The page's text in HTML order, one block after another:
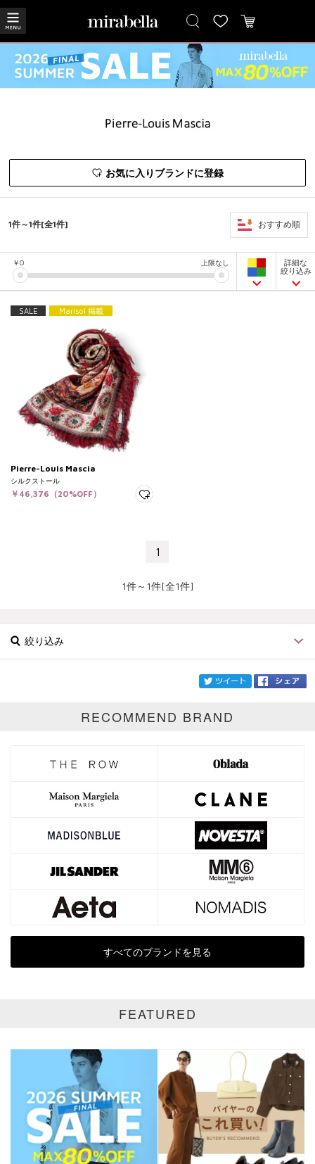
お気に入りブランドに登録
1件～1件[全1件] おすすめ順
￥0 上限なし
詳細な
絞り込み
SALE Marisol 掲載
Pierre-Louis Mascia
シルクストール
￥46,376（20%OFF）
1
1件～1件[全1件]
絞り込み
円～
通常商品
新着
ラスト1
在庫あり
カラー
RECOMMEND BRAND
すべてのブランドを見る
FEATURED